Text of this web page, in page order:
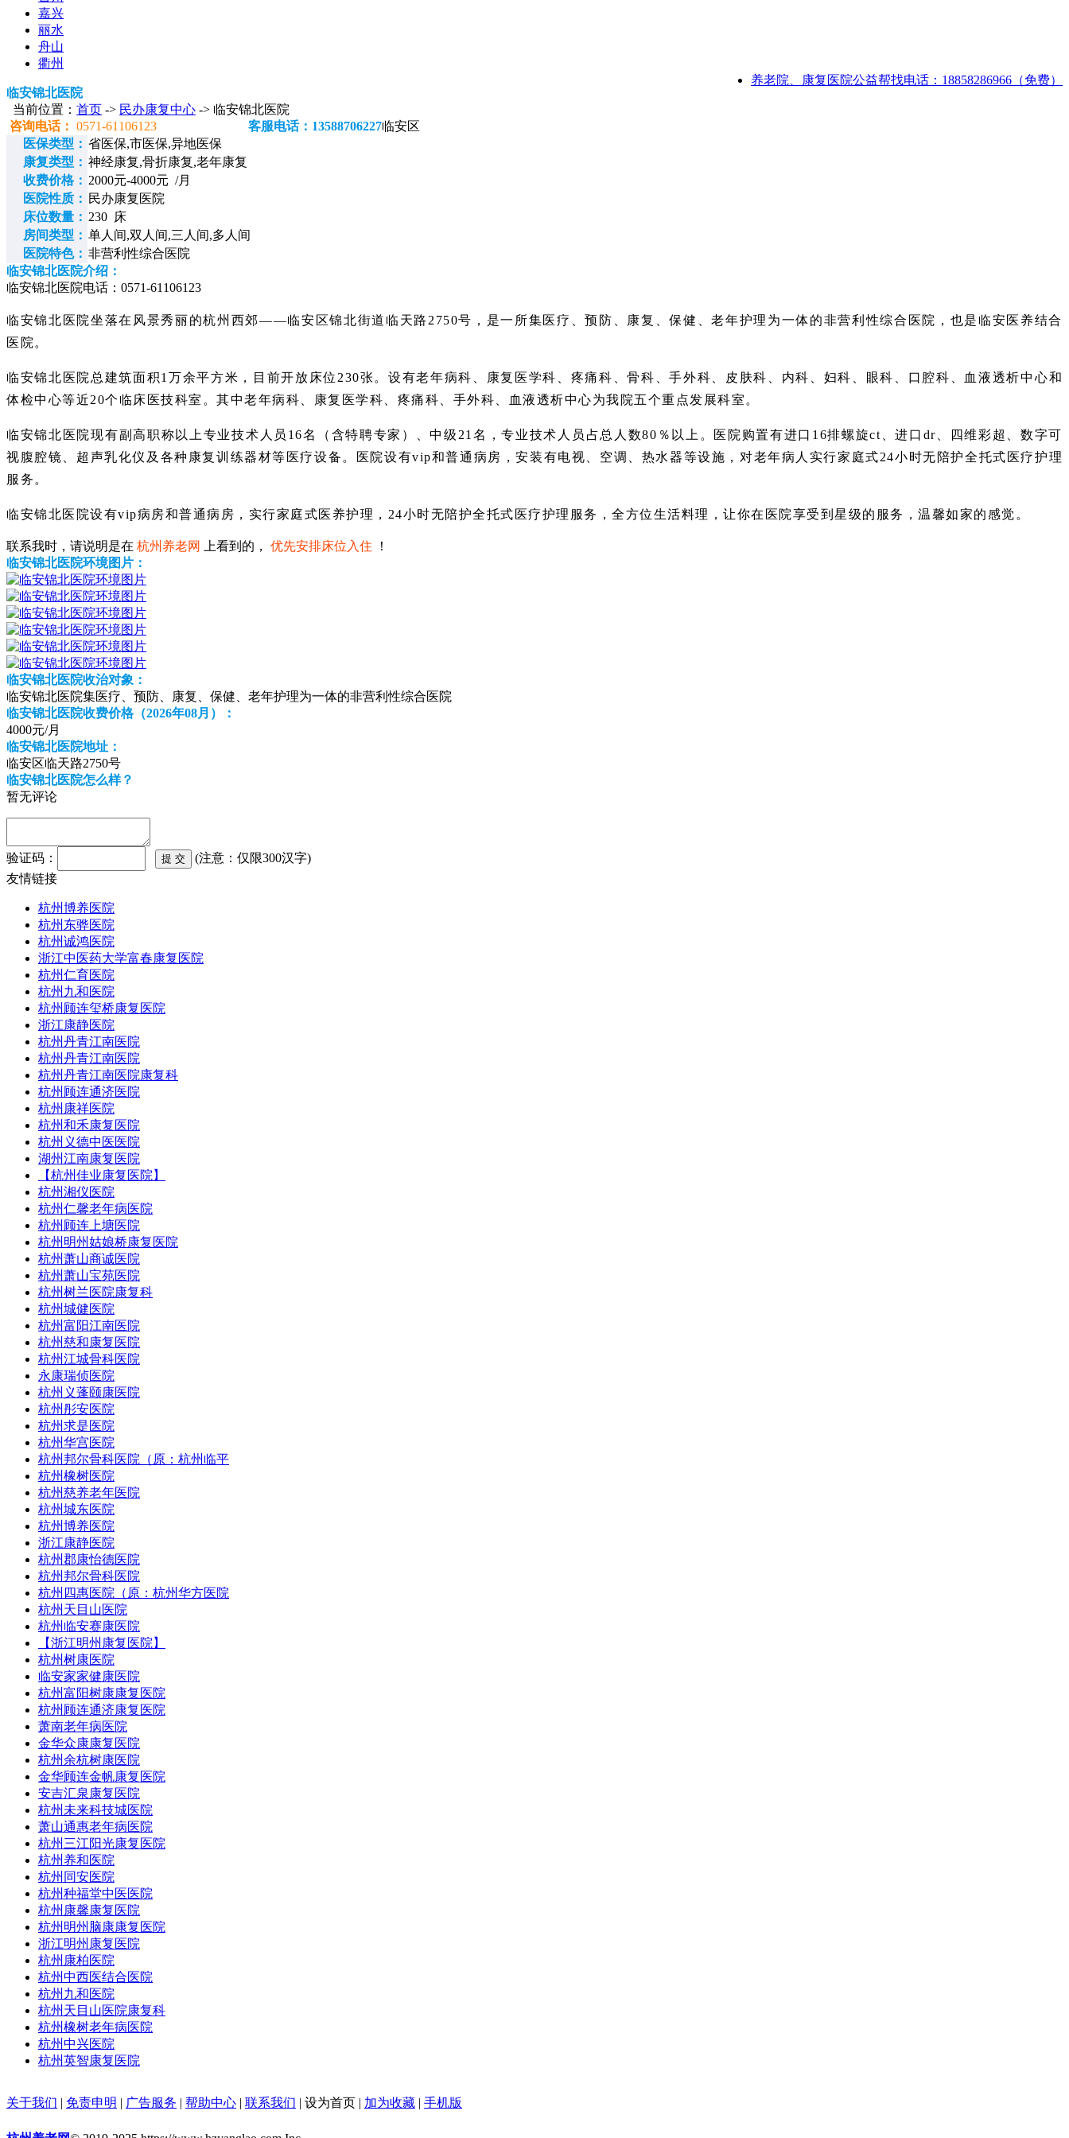
嘉兴
丽水
舟山
衢州
养老院、康复医院公益帮找电话：18858286966（免费）
临安锦北医院
当前位置： 首页 -> 民办康复中心 -> 临安锦北医院
咨询电话： 0571-61106123 客服电话：13588706227临安区
医保类型： 省医保,市医保,异地医保
康复类型： 神经康复,骨折康复,老年康复
收费价格： 2000元-4000元 /月
医院性质： 民办康复医院
床位数量： 230 床
房间类型： 单人间,双人间,三人间,多人间
医院特色： 非营利性综合医院
临安锦北医院介绍：
临安锦北医院电话：0571-61106123
临安锦北医院坐落在风景秀丽的杭州西郊——临安区锦北街道临天路2750号，是一所集医疗、预防、康复、保健、老年护理为一体的非营利性综合医院，也是临安医养结合
医院。
临安锦北医院总建筑面积1万余平方米，目前开放床位230张。设有老年病科、康复医学科、疼痛科、骨科、手外科、皮肤科、内科、妇科、眼科、口腔科、血液透析中心和
体检中心等近20个临床医技科室。其中老年病科、康复医学科、疼痛科、手外科、血液透析中心为我院五个重点发展科室。
临安锦北医院现有副高职称以上专业技术人员16名（含特聘专家）、中级21名，专业技术人员占总人数80％以上。医院购置有进口16排螺旋ct、进口dr、四维彩超、数字可
视腹腔镜、超声乳化仪及各种康复训练器材等医疗设备。医院设有vip和普通病房，安装有电视、空调、热水器等设施，对老年病人实行家庭式24小时无陪护全托式医疗护理
服务。
临安锦北医院设有vip病房和普通病房，实行家庭式医养护理，24小时无陪护全托式医疗护理服务，全方位生活料理，让你在医院享受到星级的服务，温馨如家的感觉。
联系我时，请说明是在 杭州养老网 上看到的， 优先安排床位入住 ！
临安锦北医院环境图片：
临安锦北医院收治对象：
临安锦北医院集医疗、预防、康复、保健、老年护理为一体的非营利性综合医院
临安锦北医院收费价格（2026年08月）：
4000元/月
临安锦北医院地址：
临安区临天路2750号
临安锦北医院怎么样？
暂无评论
验证码：
(注意：仅限300汉字)
友情链接
杭州博养医院
杭州东骅医院
杭州诚鸿医院
浙江中医药大学富春康复医院
杭州仁育医院
杭州九和医院
杭州顾连玺桥康复医院
浙江康静医院
杭州丹青江南医院
杭州丹青江南医院
杭州丹青江南医院康复科
杭州顾连通济医院
杭州康祥医院
杭州和禾康复医院
杭州义德中医医院
湖州江南康复医院
【杭州佳业康复医院】
杭州湘仪医院
杭州仁馨老年病医院
杭州顾连上塘医院
杭州明州姑娘桥康复医院
杭州萧山商诚医院
杭州萧山宝苑医院
杭州树兰医院康复科
杭州城健医院
杭州富阳江南医院
杭州慈和康复医院
杭州江城骨科医院
永康瑞侦医院
杭州义蓬颐康医院
杭州彤安医院
杭州求是医院
杭州华宫医院
杭州邦尔骨科医院（原：杭州临平
杭州橡树医院
杭州慈养老年医院
杭州城东医院
杭州博养医院
浙江康静医院
杭州郡康怡德医院
杭州邦尔骨科医院
杭州四惠医院（原：杭州华方医院
杭州天目山医院
杭州临安赛康医院
【浙江明州康复医院】
杭州树康医院
临安家家健康医院
杭州富阳树康康复医院
杭州顾连通济康复医院
萧南老年病医院
金华众康康复医院
杭州余杭树康医院
金华顾连金帆康复医院
安吉汇泉康复医院
杭州未来科技城医院
萧山通惠老年病医院
杭州三江阳光康复医院
杭州养和医院
杭州同安医院
杭州种福堂中医医院
杭州康馨康复医院
杭州明州脑康康复医院
浙江明州康复医院
杭州康柏医院
杭州中西医结合医院
杭州九和医院
杭州天目山医院康复科
杭州橡树老年病医院
杭州中兴医院
杭州英智康复医院
关于我们 | 免责申明 | 广告服务 | 帮助中心 | 联系我们 | 设为首页 | 加为收藏 | 手机版